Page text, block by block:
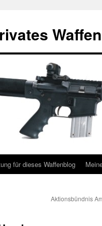
für dieses Waffenblog
Aktionsbündnis